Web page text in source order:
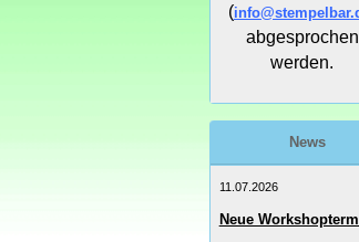
(
abgesprochen
werden.
News
11.07.2026
Neue